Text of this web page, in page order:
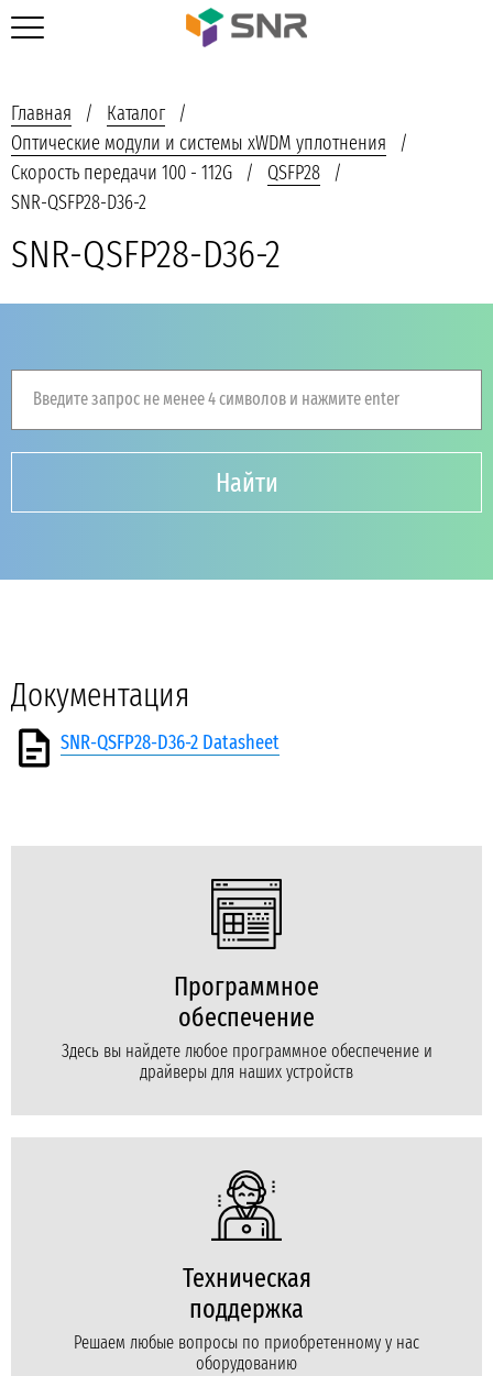
Главная
Каталог
Оптические модули и системы xWDM уплотнения
Скорость передачи 100 - 112G
QSFP28
SNR-QSFP28-D36-2
SNR-QSFP28-D36-2
Введите запрос не менее 4 символов и нажмите enter
Найти
Документация
SNR-QSFP28-D36-2 Datasheet
Программное
обеспечение
Здесь вы найдете любое программное обеспечение и
драйверы для наших устройств
Техническая
поддержка
Решаем любые вопросы по приобретенному у нас
оборудованию